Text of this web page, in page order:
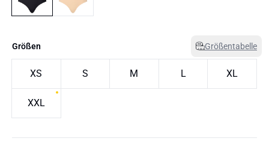
Größen Größentabelle
XS S M L XL
XXL